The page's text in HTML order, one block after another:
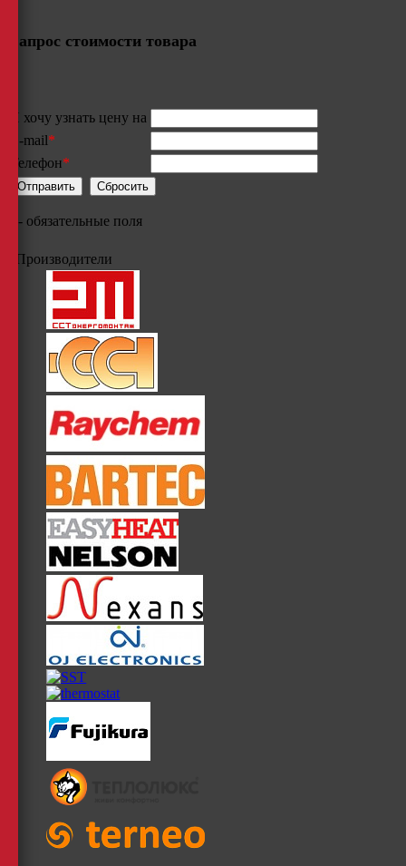
Запрос стоимости товара
Я хочу узнать цену на
E-mail*
Телефон*
- обязательные поля
Производители